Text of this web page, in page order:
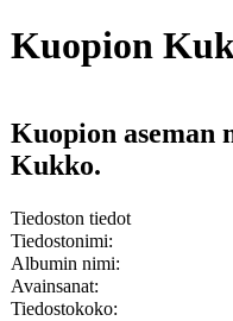
Kuopion
Kuopion
Kukko.
Tiedoston tiedot
Tiedostonimi:
Albumin nimi:
Avainsanat:
Tiedostokoko: